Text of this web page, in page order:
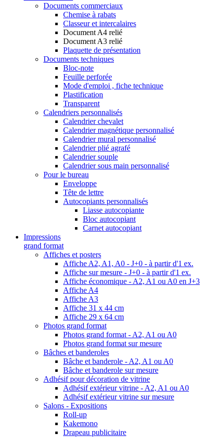
Documents commerciaux
Chemise à rabats
Classeur et intercalaires
Document A4 relié
Document A3 relié
Plaquette de présentation
Documents techniques
Bloc-note
Feuille perforée
Mode d'emploi , fiche technique
Plastification
Transparent
Calendriers personnalisés
Calendrier chevalet
Calendrier magnétique personnalisé
Calendrier mural personnalisé
Calendrier plié agrafé
Calendrier souple
Calendrier sous main personnalisé
Pour le bureau
Enveloppe
Tête de lettre
Autocopiants personnalisés
Liasse autocopiante
Bloc autocopiant
Carnet autocopiant
Impressions
grand format
Affiches et posters
Affiche A2, A1, A0 - J+0 - à partir d'1 ex.
Affiche sur mesure - J+0 - à partir d'1 ex.
Affiche économique - A2, A1 ou A0 en J+3
Affiche A4
Affiche A3
Affiche 31 x 44 cm
Affiche 29 x 64 cm
Photos grand format
Photos grand format - A2, A1 ou A0
Photos grand format sur mesure
Bâches et banderoles
Bâche et banderole - A2, A1 ou A0
Bâche et banderole sur mesure
Adhésif pour décoration de vitrine
Adhésif extérieur vitrine - A2, A1 ou A0
Adhésif extérieur vitrine sur mesure
Salons - Expositions
Roll-up
Kakemono
Drapeau publicitaire